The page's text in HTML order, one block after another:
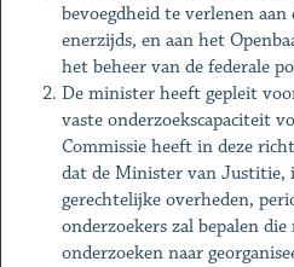
bevoegdheid te verlenen
enerzijds, en aan het
het beheer van de federale
De minister heeft gepleit
vaste onderzoekscapaciteit
Commissie heeft in deze
dat de Minister van Justitie,
gerechtelijke overheden,
onderzoekers zal bepalen
onderzoeken naar